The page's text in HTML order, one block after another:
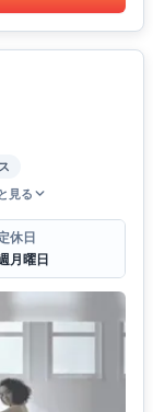
見る
休日
月曜日